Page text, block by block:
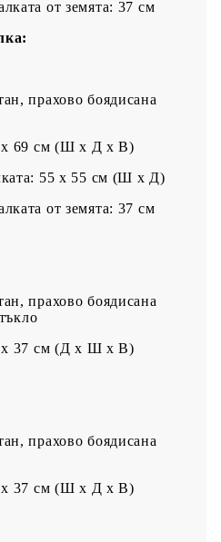
от земята: 37 см
прахово боядисана
x 69 см (Ш x Д x В)
55 x 55 cм (Ш x Д)
от земята: 37 см
прахово боядисана
x 37 см (Д x Ш x В)
прахово боядисана
x 37 см (Ш x Д x В)